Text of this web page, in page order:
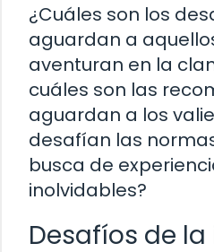
¿Cuáles son los
aguardan a
aventuran en la
cuáles son las
aguardan a los
desafían las
busca de
inolvidables?
Desafíos de